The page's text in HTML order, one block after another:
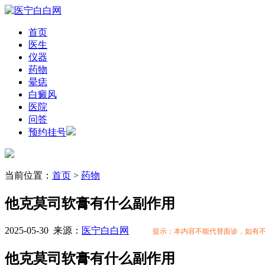
首页
医生
仪器
药物
晕痣
白癜风
医院
问答
预约挂号
当前位置： 首页 > 药物
他克莫司软膏有什么副作用
2025-05-30 来源： 医宁白白网 提示：本内容不能代替面诊，如有
他克莫司软膏有什么副作用